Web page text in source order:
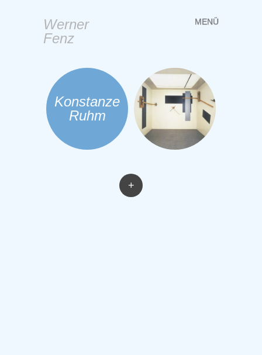
Werner
Fenz
MENÜ
Springe
zum
Konstanze
Ruhm
+